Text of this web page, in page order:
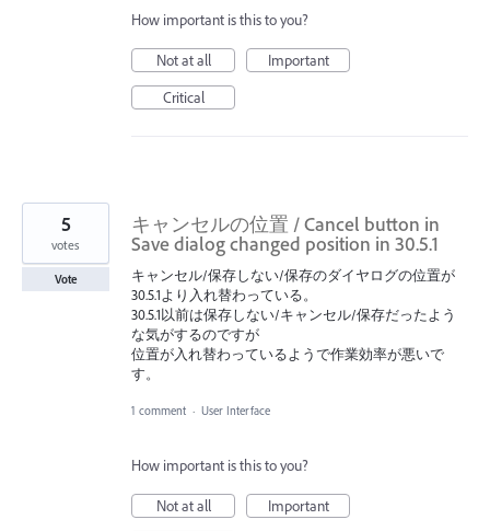
How important is this to you?
Not at all
Important
Critical
キャンセルの位置 / Cancel button in
Save dialog changed position in 30.5.1
キャンセル/保存しない/保存のダイヤログの位置が
30.5.1より入れ替わっている。
30.5.1以前は保存しない/キャンセル/保存だったよう
な気がするのですが
位置が入れ替わっているようで作業効率が悪いで
す。
5
votes
Vote
1 comment · User Interface
How important is this to you?
Not at all
Important